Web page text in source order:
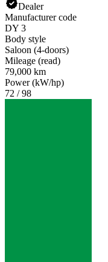
Dealer
Manufacturer code
DY 3
Body style
Saloon (4-doors)
Mileage (read)
79,000 km
Power (kW/hp)
72 / 98